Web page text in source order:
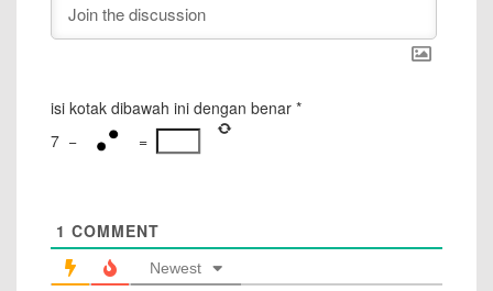
isi kotak dibawah ini dengan benar *
7 − =
1 COMMENT
Newest